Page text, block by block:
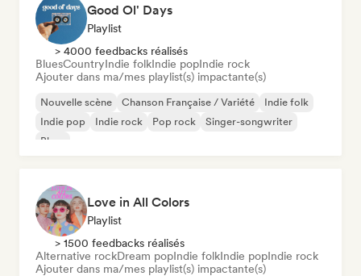
Good Ol' Days
Playlist
> 4000 feedbacks réalisés
BluesCountryIndie folkIndie popIndie rock
Ajouter dans ma/mes playlist(s) impactante(s)
Nouvelle scène Chanson Française / Variété
Indie folk
Indie pop
Indie rock Pop rock
Singer-songwriter
Blues
Love in All Colors
Playlist
> 1500 feedbacks réalisés
Alternative rockDream popIndie folkIndie popIndie rock
Ajouter dans ma/mes playlist(s) impactante(s)